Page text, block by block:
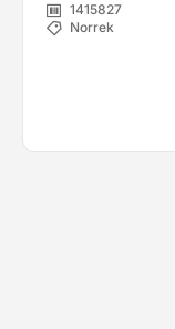
1415827
Norrek